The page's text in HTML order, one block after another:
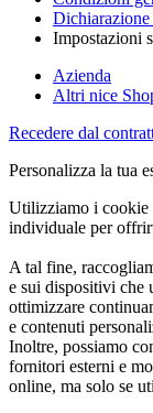
Dichiarazione
Impostazioni
Azienda
Altri nice
Recedere dal
Personalizza la tua
Utilizziamo i cookie
individuale per
A tal fine,
e sui dispositivi che
ottimizzare
e contenuti
Inoltre, possiamo
fornitori esterni e
online, ma solo se